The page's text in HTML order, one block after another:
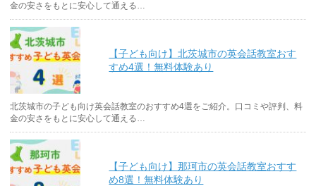
金の安さをもとに安心して通える…
【子ども向け】北茨城市の英会話教室おす
すめ4選！無料体験あり
北茨城市の子ども向け英会話教室のおすすめ4選をご紹介。口コミや評判、料
金の安さをもとに安心して通える…
【子ども向け】那珂市の英会話教室おすす
め8選！無料体験あり